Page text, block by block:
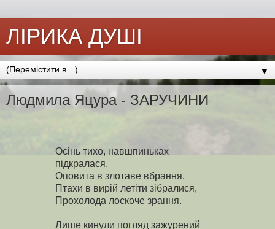
ЛІРИКА ДУШІ
▼
Людмила Яцура - ЗАРУЧИНИ
Осінь тихо, навшпиньках
підкралася,
Оповита в злотаве вбрання.
Птахи в вирій летіти зібралися,
Прохолода лоскоче зрання.
Лише кинули погляд зажурений